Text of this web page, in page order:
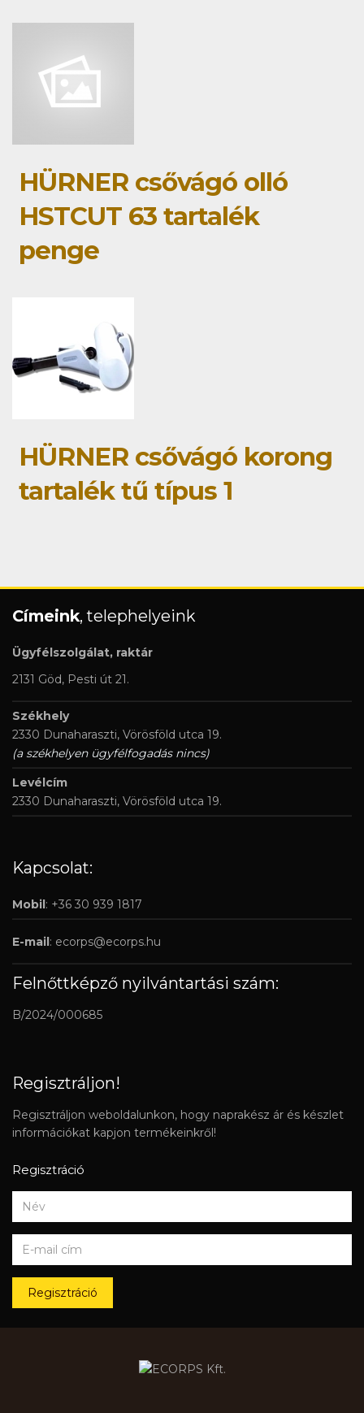
HÜRNER csővágó olló
HSTCUT 63 tartalék
penge
HÜRNER csővágó korong
tartalék tű típus 1
Címeink, telephelyeink
Ügyfélszolgálat, raktár
2131 Göd, Pesti út 21.
Székhely
2330 Dunaharaszti, Vörösföld utca 19.
(a székhelyen ügyfélfogadás nincs)
Levélcím
2330 Dunaharaszti, Vörösföld utca 19.
Kapcsolat:
Mobil: +36 30 939 1817
E-mail: ecorps@ecorps.hu
Felnőttképző nyilvántartási szám:
B/2024/000685
Regisztráljon!
Regisztráljon weboldalunkon, hogy naprakész ár és készlet
információkat kapjon termékeinkről!
Regisztráció
Regisztráció